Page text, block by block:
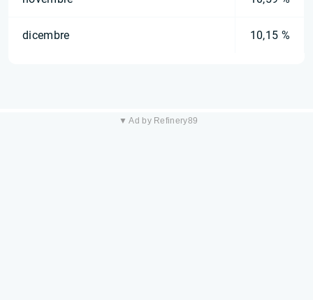
dicembre 10,15 %
▼ Ad by Refinery89